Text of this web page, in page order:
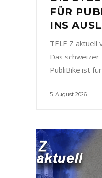
FÜR
INS
TELE Z aktuell
Das schweizer
PubliBike ist
5. August 2026